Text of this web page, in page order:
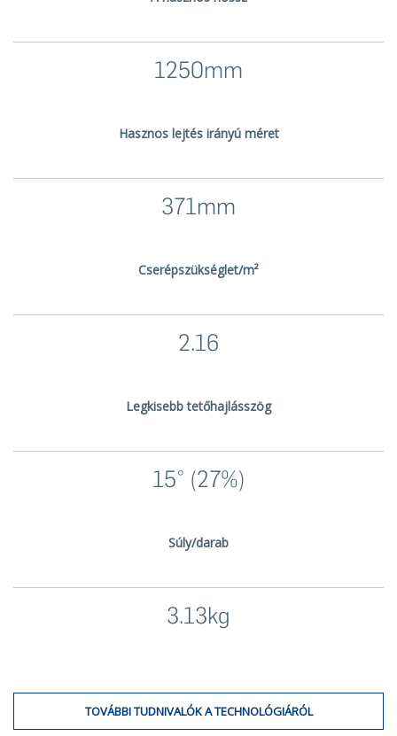
1250mm
Hasznos lejtés irányú méret
371mm
Cserépszükséglet/m²
2.16
Legkisebb tetőhajlásszög
15° (27%)
Súly/darab
3.13kg
TOVÁBBI TUDNIVALÓK A TECHNOLÓGIÁRÓL